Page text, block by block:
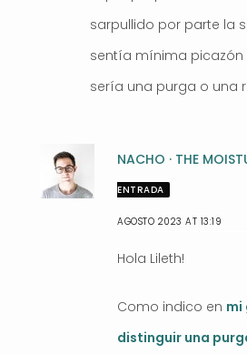
sarpullido por parte la
sentía mínima picazón
sería una purga o una
NACHO · THE
ENTRADA
AGOSTO 2023 AT 13:19
Hola Lileth!
Como indico en mi
distinguir una